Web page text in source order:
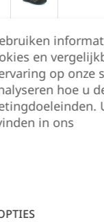
Maat:
35 36
42 43
en
op onze
hoe u
in ons